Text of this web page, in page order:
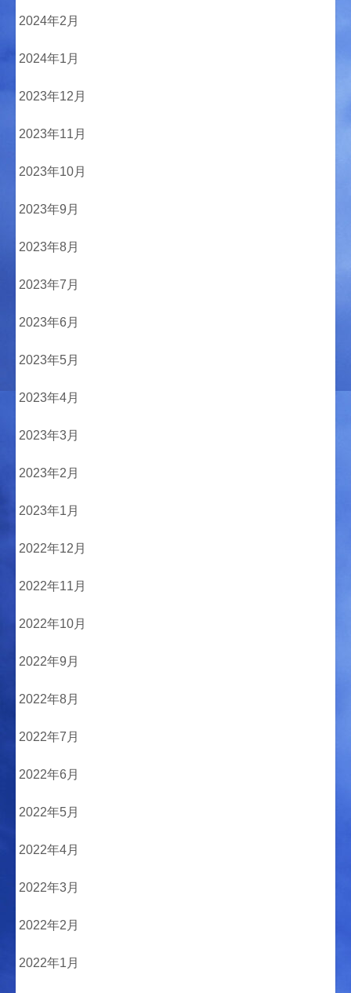
2024年2月
2024年1月
2023年12月
2023年11月
2023年10月
2023年9月
2023年8月
2023年7月
2023年6月
2023年5月
2023年4月
2023年3月
2023年2月
2023年1月
2022年12月
2022年11月
2022年10月
2022年9月
2022年8月
2022年7月
2022年6月
2022年5月
2022年4月
2022年3月
2022年2月
2022年1月